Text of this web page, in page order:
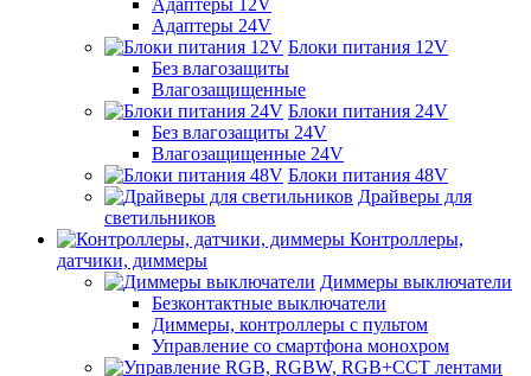
Адаптеры 24V
Блоки питания 12V
Без влагозащиты
Влагозащищенные
Блоки питания 24V
Без влагозащиты 24V
Влагозащищенные 24V
Блоки питания 48V
Драйверы для
светильников
Контроллеры,
датчики, диммеры
Диммеры выключатели
Безконтактные выключатели
Диммеры, контроллеры с пультом
Управление со смартфона монохром